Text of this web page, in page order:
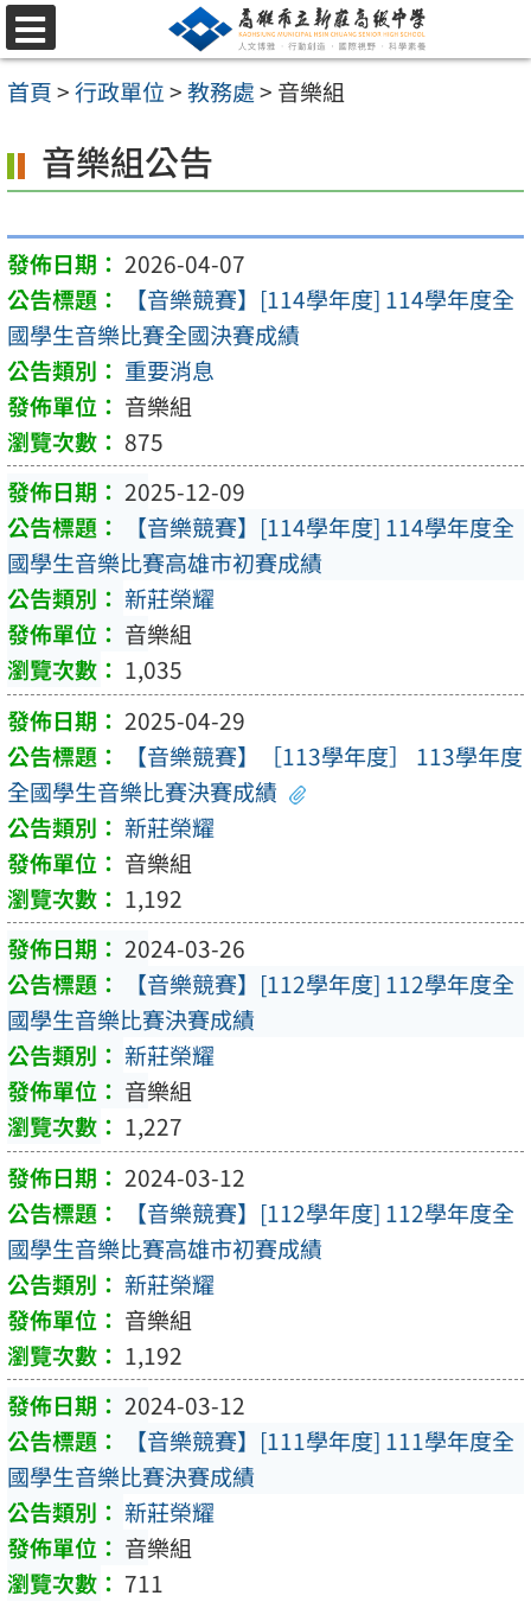
跳
至
主
內
區
選
單
首頁>行政單位>教務處> 音樂組
音樂組公告
2026-04-07
【音樂競賽】[114學年度] 114學年度全
國學生音樂比賽全國決賽成績
重要消息
音樂組
875
2025-12-09
【音樂競賽】[114學年度] 114學年度全
國學生音樂比賽高雄市初賽成績
新莊榮耀
音樂組
1,035
2025-04-29
【音樂競賽】［113學年度］ 113學年度
全國學生音樂比賽決賽成績
新莊榮耀
音樂組
1,192
2024-03-26
【音樂競賽】[112學年度] 112學年度全
國學生音樂比賽決賽成績
新莊榮耀
音樂組
1,227
2024-03-12
【音樂競賽】[112學年度] 112學年度全
國學生音樂比賽高雄市初賽成績
新莊榮耀
音樂組
1,192
2024-03-12
【音樂競賽】[111學年度] 111學年度全
國學生音樂比賽決賽成績
新莊榮耀
音樂組
711